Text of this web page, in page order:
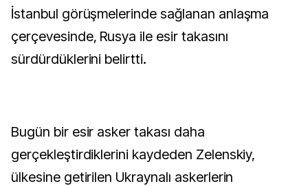
İstanbul görüşmelerinde sağlanan anlaşma
çerçevesinde, Rusya ile esir takasını
sürdürdüklerini belirtti.
Bugün bir esir asker takası daha
gerçekleştirdiklerini kaydeden Zelenskiy,
ülkesine getirilen Ukraynalı askerlerin